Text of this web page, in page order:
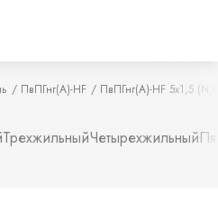
ПвПГнг(А)-HF ПвПГнг(А)-HF 5х1,5
ТрехжильныйЧетырехжильный